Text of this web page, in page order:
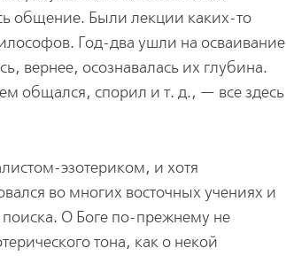
общение. Были лекции каких-то
Год-два ушли на осваивание
вернее, осознавалась их глубина.
общался, спорил и т. д., — все здесь
эзотериком, и хотя
во многих восточных учениях и
О Боге по-прежнему не
тона, как о некой